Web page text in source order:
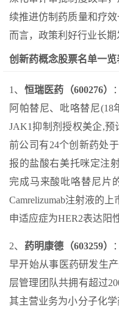
续推进仿制药质量和疗
而言，政策利好行业长期
创新药概念股票名单一览
1、 恒瑞医药（600276）
阿帕替尼、吡咯替尼(18
JAK1抑制剂授权美企,预
前公司有24个创新药处
报的盐酸右美托咪定注
完成马来酸吡咯替尼片
Camrelizumab注射液的
申适应症为HER2表达阳
2、 药明康德（603259）
早开始从事医药研发生
层管理团队共拥有超过
其主营业务为小分子化学